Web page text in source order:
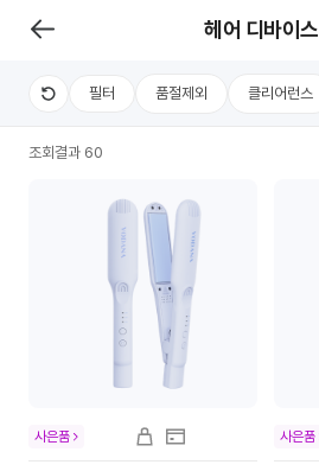
헤어 디바이스
필터 품절제외 클리어런스
조회결과 60
사은품 사은품